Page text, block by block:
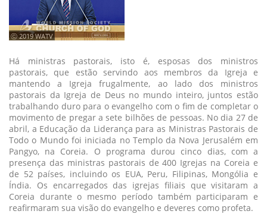
ⓒ 2019 WATV
Há ministras pastorais, isto é, esposas dos ministros
pastorais, que estão servindo aos membros da Igreja e
mantendo a Igreja frugalmente, ao lado dos ministros
pastorais da Igreja de Deus no mundo inteiro, juntos estão
trabalhando duro para o evangelho com o fim de completar o
movimento de pregar a sete bilhões de pessoas. No dia 27 de
abril, a Educação da Liderança para as Ministras Pastorais de
Todo o Mundo foi iniciada no Templo da Nova Jerusalém em
Pangyo, na Coreia. O programa durou cinco dias, com a
presença das ministras pastorais de 400 Igrejas na Coreia e
de 52 países, incluindo os EUA, Peru, Filipinas, Mongólia e
Índia. Os encarregados das igrejas filiais que visitaram a
Coreia durante o mesmo período também participaram e
reafirmaram sua visão do evangelho e deveres como profeta.